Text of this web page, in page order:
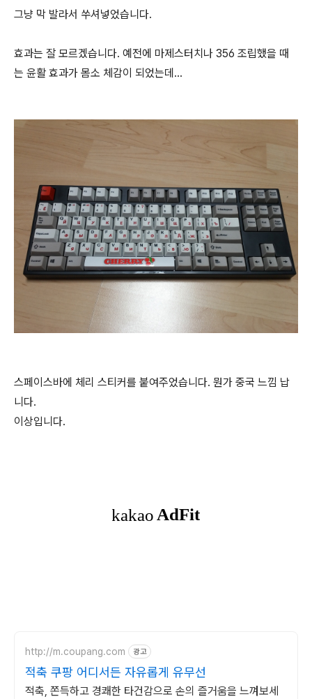
그냥 막 발라서 쑤셔넣었습니다.
효과는 잘 모르겠습니다. 예전에 마제스터치나 356 조립했을 때
는 윤활 효과가 몸소 체감이 되었는데...
스페이스바에 체리 스티커를 붙여주었습니다. 뭔가 중국 느낌 납
니다.
이상입니다.
http://m.coupang.com 광고
적축 쿠팡 어디서든 자유롭게 유무선
적축, 쫀득하고 경쾌한 타건감으로 손의 즐거움을 느껴보세